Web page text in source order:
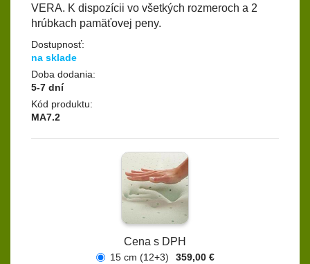
VERA. K dispozícii vo všetkých rozmeroch a 2
hrúbkach pamäťovej peny.
Dostupnosť:
na sklade
Doba dodania:
5-7 dní
Kód produktu:
MA7.2
Cena s DPH
15 cm (12+3)
359,00 €